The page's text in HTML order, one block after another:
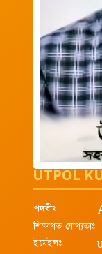
UTPOL
পদবীঃ
শিক্ষাগত যোগ্যতাঃ
ইমেইলঃ